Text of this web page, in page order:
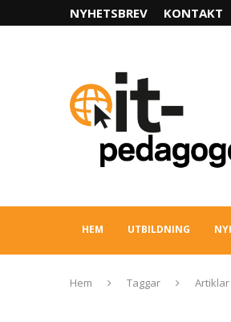
NYHETSBREV KONTAKT
HEM UTBILDNING
Hem Taggar